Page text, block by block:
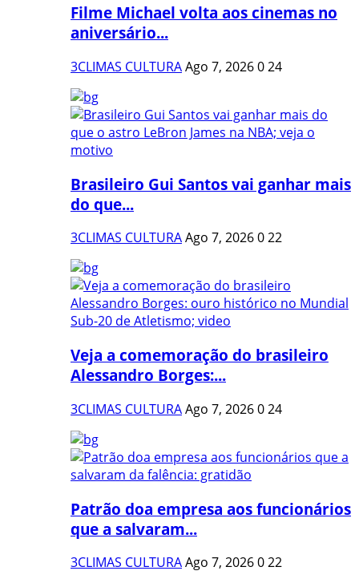
Filme Michael volta aos cinemas no
aniversário...
3CLIMAS CULTURAAgo 7, 2026024
Brasileiro Gui Santos vai ganhar mais
do que...
3CLIMAS CULTURAAgo 7, 2026022
Veja a comemoração do brasileiro
Alessandro Borges:...
3CLIMAS CULTURAAgo 7, 2026024
Patrão doa empresa aos funcionários
que a salvaram...
3CLIMAS CULTURAAgo 7, 2026022